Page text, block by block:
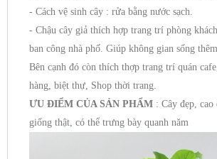
- Cách vệ sinh cây : rửa bằng nước sạch.
- Chậu cây giả thích hợp trang trí phòng
ban công nhà phố. Giúp không gian sống
Bên cạnh đó còn thích thợp trang trí quán
hàng, biệt thự, Shop thời trang.
ƯU ĐIỂM CỦA SẢN PHẨM : Cây đẹp,
giống thật, có thể trưng bày quanh năm